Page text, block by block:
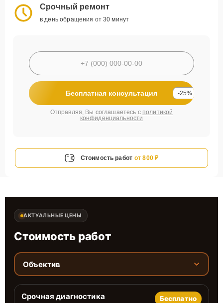
Срочный ремонт
в день обращения от 30 минут
Бесплатная консультация -25%
Отправляя, Вы соглашаетесь с политикой
конфиденциальности
Стоимость работ от 800 ₽
АКТУАЛЬНЫЕ ЦЕНЫ
Стоимость работ
Объектив
Срочная диагностика Бесплатно